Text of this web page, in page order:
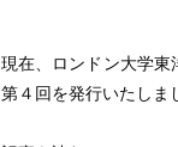
現在、ロンドン大学東
第４回を発行いたしま